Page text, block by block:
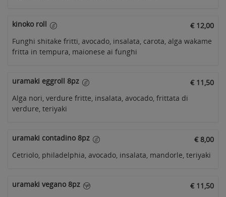
kinoko roll
€ 12,00
Funghi shitake fritti, avocado, insalata, carota, alga wakame
fritta in tempura, maionese ai funghi
uramaki eggroll 8pz
€ 11,50
Alga nori, verdure fritte, insalata, avocado, frittata di
verdure, teriyaki
uramaki contadino 8pz
€ 8,00
Cetriolo, philadelphia, avocado, insalata, mandorle, teriyaki
uramaki vegano 8pz
€ 11,50